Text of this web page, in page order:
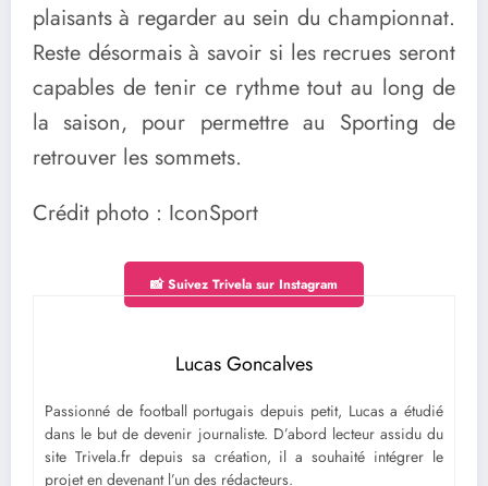
plaisants à regarder au sein du championnat.
Reste désormais à savoir si les recrues seront
capables de tenir ce rythme tout au long de
la saison, pour permettre au Sporting de
retrouver les sommets.
Crédit photo : IconSport
📸 Suivez Trivela sur Instagram
Lucas Goncalves
Passionné de football portugais depuis petit, Lucas a étudié
dans le but de devenir journaliste. D’abord lecteur assidu du
site Trivela.fr depuis sa création, il a souhaité intégrer le
projet en devenant l’un des rédacteurs.